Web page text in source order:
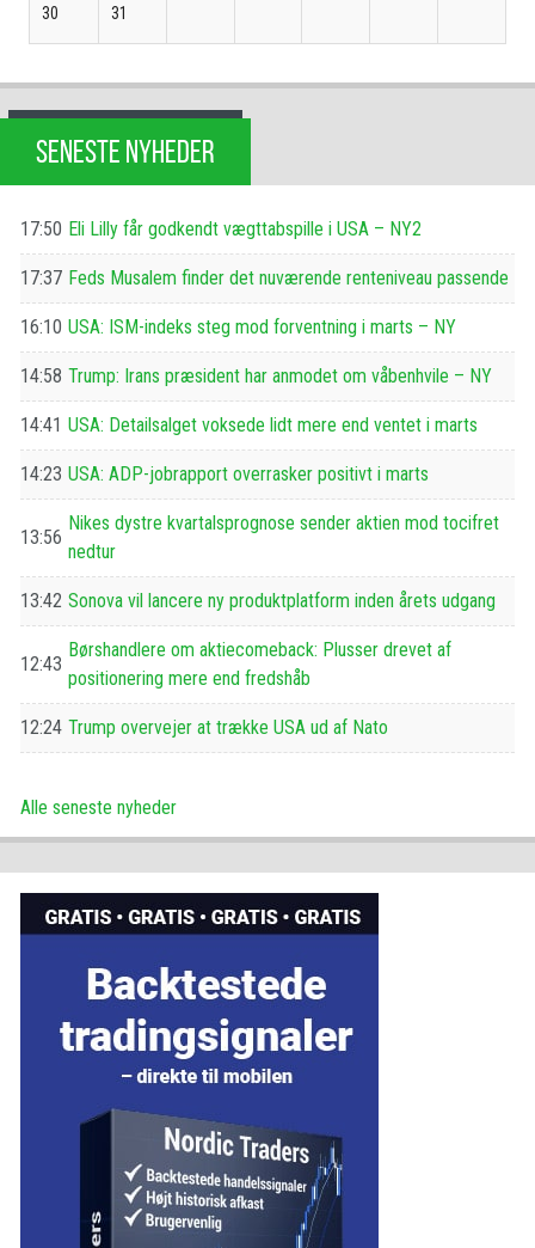
30 31
SENESTE NYHEDER
17:50 Eli Lilly får godkendt vægttabspille i USA – NY2
17:37 Feds Musalem finder det nuværende renteniveau passende
16:10 USA: ISM-indeks steg mod forventning i marts – NY
14:58 Trump: Irans præsident har anmodet om våbenhvile – NY
14:41 USA: Detailsalget voksede lidt mere end ventet i marts
14:23 USA: ADP-jobrapport overrasker positivt i marts
13:56
Nikes dystre kvartalsprognose sender aktien mod tocifret
nedtur
13:42 Sonova vil lancere ny produktplatform inden årets udgang
12:43
Børshandlere om aktiecomeback: Plusser drevet af
positionering mere end fredshåb
12:24 Trump overvejer at trække USA ud af Nato
Alle seneste nyheder